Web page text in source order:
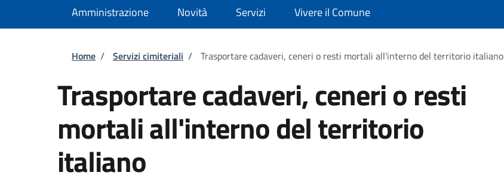
Amministrazione Novità Servizi Vivere il Comune
Briciole di pane
Home / Servizi cimiteriali / Trasportare cadaveri, ceneri o resti mortali all'interno del territorio italiano
Trasportare cadaveri, ceneri o resti
mortali all'interno del territorio
italiano